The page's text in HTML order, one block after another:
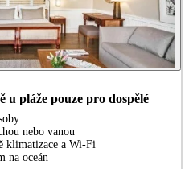
u pláže pouze pro dospělé
nebo vanou
klimatizace a Wi-Fi
na oceán